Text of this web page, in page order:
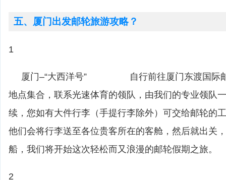
五、厦门出发邮轮旅游攻略？
1
厦门–“大西洋号” 自行前往厦门东渡国际邮
地点集合，联系光速体育的领队，由我们的专业领队
续，您如有大件行李（手提行李除外）可交给邮轮的
他们会将行李送至各位贵客所在的客舱，然后就出关
船，我们将开始这次轻松而又浪漫的邮轮假期之旅。
2